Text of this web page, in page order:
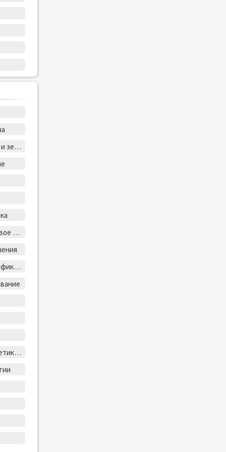
Геодезия, картография и землеустройства
Лесное и садово-парковое хозяйство
Механизация и электрификация сельского хозяйства
Судовождение и энергетика судов